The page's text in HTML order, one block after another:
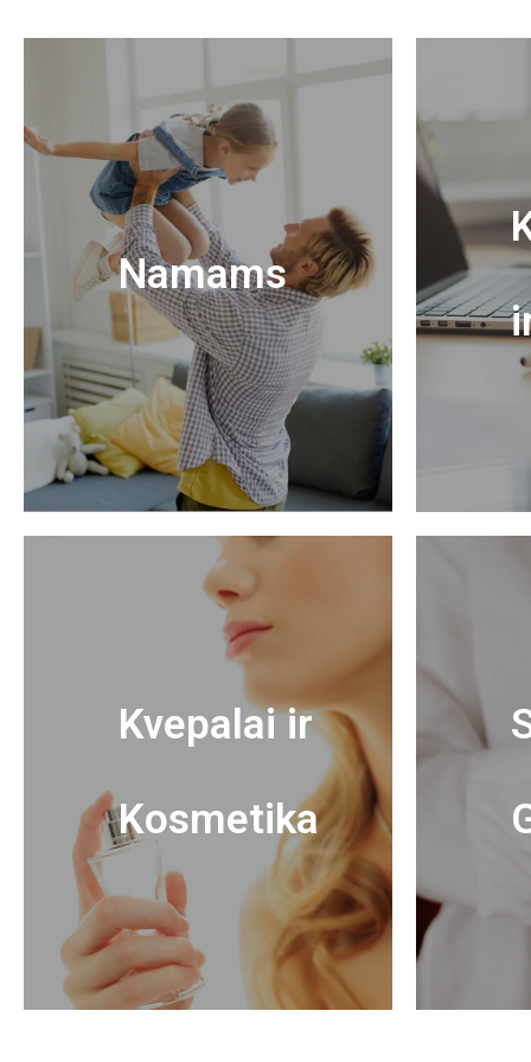
Namams
Kvepalai ir
Kosmetika